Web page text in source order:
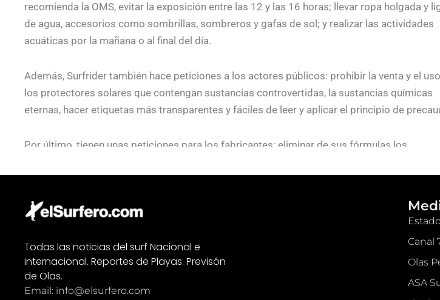
recomienda la OMS, evitar la exposición entre las 12 y las 16 horas; llevar ropa holgada y
de agua, accesorios como sombrillas, sombreros y gafas de sol; y realizar las actividades
acuáticas por la mañana o al final del día.
Además, Surfrider también hace peticiones a los actores públicos: prohibir la venta y el
los protectores solares que contengan sustancias controvertidas, la sustancias químicas
eternas, hacer etiquetas más transparentes y fáciles de leer y aplicar el principio de
Por último, tienen unas peticiones para los fabricantes: eliminar de sus fórmulas los
corales, no haya sido demostrada; y poner fin al uso de etiquetas no controladas de forma
Todas las noticias del surf Nacional e
internacional. Reportes de Playas. Previsón
de Olas.
Email: info@elsurfero.com
Canal
Olas
ASA